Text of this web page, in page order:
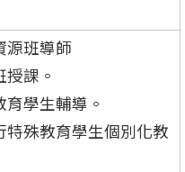
源班導師
課。
學生輔導。
特殊教育學生個別化教